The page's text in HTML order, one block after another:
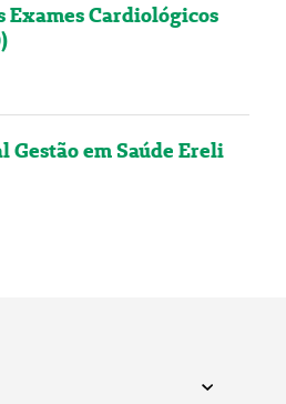
Exames Cardiológicos
Gestão em Saúde Ereli